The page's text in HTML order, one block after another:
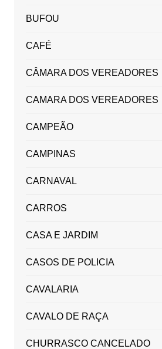
BUFOU
CAFÉ
CÂMARA DOS VEREADORES
CAMARA DOS VEREADORES
CAMPEÃO
CAMPINAS
CARNAVAL
CARROS
CASA E JARDIM
CASOS DE POLICIA
CAVALARIA
CAVALO DE RAÇA
CHURRASCO CANCELADO